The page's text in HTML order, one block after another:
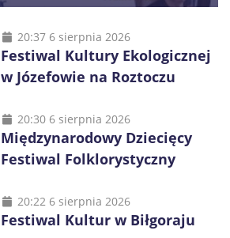
20:37 6 sierpnia 2026
Festiwal Kultury Ekologicznej
w Józefowie na Roztoczu
20:30 6 sierpnia 2026
Międzynarodowy Dziecięcy
Festiwal Folklorystyczny
20:22 6 sierpnia 2026
Festiwal Kultur w Biłgoraju